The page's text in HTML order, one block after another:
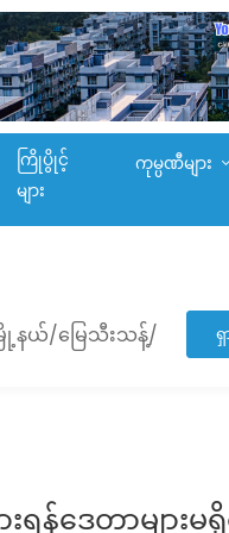
ကြိုပွိုင့်
များ
ကုမ္ပဏီများ
နယ်/မြေသီးသန့်/
းရန်ဒေတာများမ